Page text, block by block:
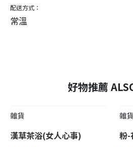
配送方式：
常溫
好物推薦
雜貨
漢草茶浴(女人心事)
雜貨
粉-